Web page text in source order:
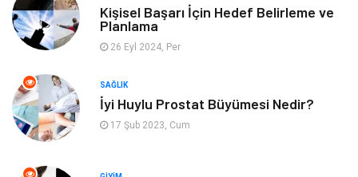
Spor Müzik
Ev işleri
Cam
Sigorta Spor Malzemeleri
Bebek Giyim
Kişisel Başarı İçin Hedef Belirleme ve
Planlama
26 Eyl 2024, Per
SAĞLIK
İyi Huylu Prostat Büyümesi Nedir?
17 Şub 2023, Cum